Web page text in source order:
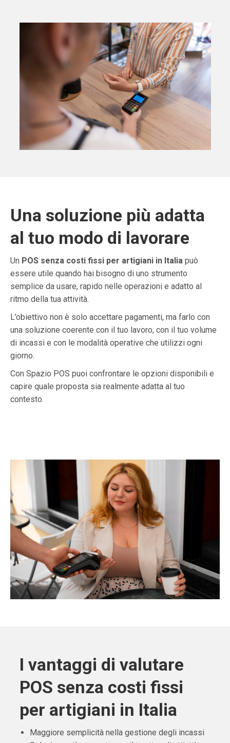
Una soluzione più adatta
al tuo modo di lavorare
Un POS senza costi fissi per artigiani in Italia può
essere utile quando hai bisogno di uno strumento
semplice da usare, rapido nelle operazioni e adatto al
ritmo della tua attività.
L’obiettivo non è solo accettare pagamenti, ma farlo con
una soluzione coerente con il tuo lavoro, con il tuo volume
di incassi e con le modalità operative che utilizzi ogni
giorno.
Con Spazio POS puoi confrontare le opzioni disponibili e
capire quale proposta sia realmente adatta al tuo
contesto.
I vantaggi di valutare
POS senza costi fissi
per artigiani in Italia
Maggiore semplicità nella gestione degli incassi